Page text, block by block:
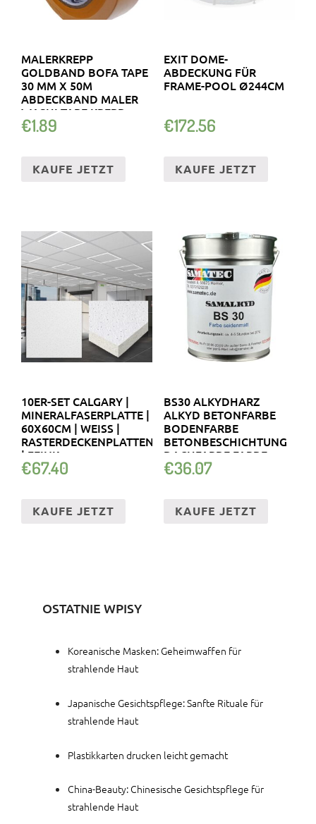
MALERKREPP
GOLDBAND BOFA TAPE
30 MM X 50M
ABDECKBAND MALER
WASHI TAPE KREPP
€1.89
KAUFE JETZT
EXIT DOME-
ABDECKUNG FÜR
FRAME-POOL Ø244CM
€172.56
KAUFE JETZT
10ER-SET CALGARY |
MINERALFASERPLATTE |
60X60CM | WEISS | R
ASTERDECKENPLATTEN |
FEINK
€67.40
KAUFE JETZT
BS30 ALKYDHARZ
ALKYD BETONFARBE
BODENFARBE
BETONBESCHICHTUNG
DACHFARBE FARBE
€36.07
KAUFE JETZT
OSTATNIE WPISY
Koreanische Masken: Geheimwaffen für
strahlende Haut
Japanische Gesichtspflege: Sanfte Rituale für
strahlende Haut
Plastikkarten drucken leicht gemacht
China-Beauty: Chinesische Gesichtspflege für
strahlende Haut